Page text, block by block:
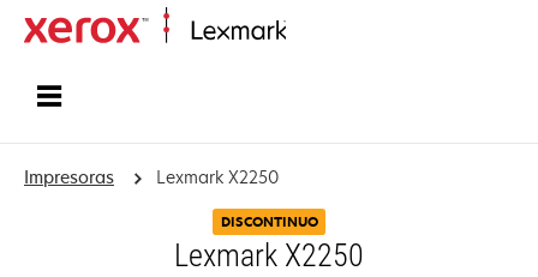
Impresoras Lexmark X2250
DISCONTINUO
Lexmark X2250